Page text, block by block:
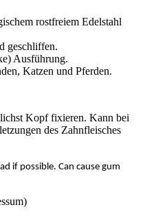
rostfreiem Edelstahl
geschliffen.
Ausführung.
Katzen und Pferden.
Kopf fixieren. Kann bei
des Zahnfleisches
if possible. Can cause gum